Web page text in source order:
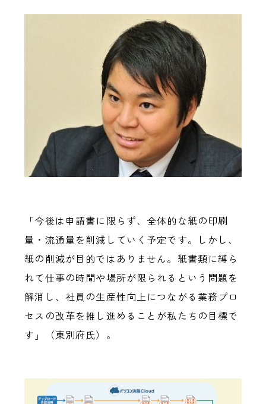
「今後は申請書に限らず、全体的な紙の印刷
量・流通量を削減していく予定です。しかし、
紙の削減が目的ではありません。紙書類に縛ら
れて仕事の時間や場所が限られるという問題を
解消し、社員の生産性向上につながる業務プロ
セスの改革を推し進めることが私たちの目標で
す」（東別府氏）。